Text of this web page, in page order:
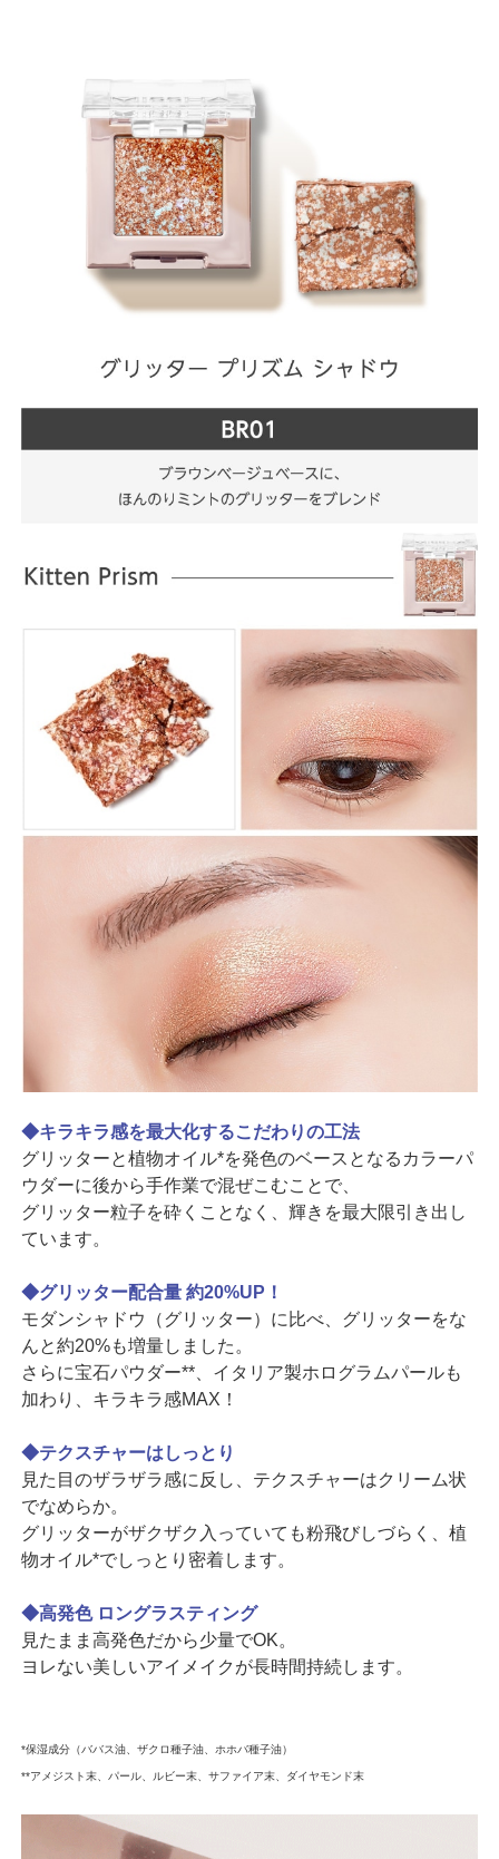
◆キラキラ感を最大化するこだわりの工法
グリッターと植物オイル*を発色のベースとなるカラーパ
ウダーに後から手作業で混ぜこむことで、
グリッター粒子を砕くことなく、輝きを最大限引き出し
ています。
◆グリッター配合量 約20%UP！
モダンシャドウ（グリッター）に比べ、グリッターをな
んと約20%も増量しました。
さらに宝石パウダー**、イタリア製ホログラムパールも
加わり、キラキラ感MAX！
◆テクスチャーはしっとり
見た目のザラザラ感に反し、テクスチャーはクリーム状
でなめらか。
グリッターがザクザク入っていても粉飛びしづらく、植
物オイル*でしっとり密着します。
◆高発色 ロングラスティング
見たまま高発色だから少量でOK。
ヨレない美しいアイメイクが長時間持続します。
*保湿成分（ババス油、ザクロ種子油、ホホバ種子油）
**アメジスト末、パール、ルビー末、サファイア末、ダイヤモンド末